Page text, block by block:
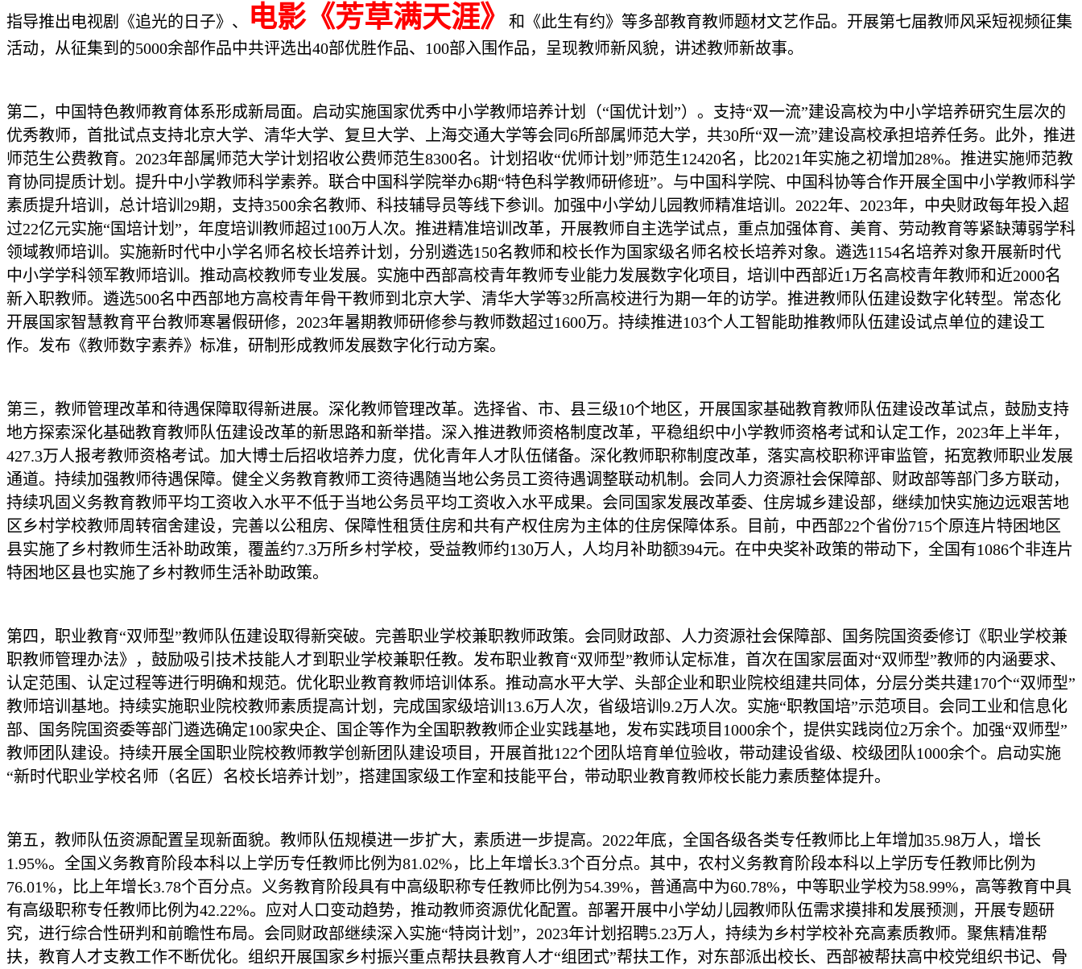
指导推出电视剧《追光的日子》、 电影《芳草满天涯》
和《此生有约》等多部教育教师题材文艺作品。开展第七届教师风采短视频征集
活动，从征集到的5000余部作品中共评选出40部优胜作品、100部入围作品，呈现教师新风貌，讲述教师新故事。
第二，中国特色教师教育体系形成新局面。启动实施国家优秀中小学教师培养计划（“国优计划”）。支持“双一流”建设高校为中小学培养研究生层次的
优秀教师，首批试点支持北京大学、清华大学、复旦大学、上海交通大学等会同6所部属师范大学，共30所“双一流”建设高校承担培养任务。此外，推进
师范生公费教育。2023年部属师范大学计划招收公费师范生8300名。计划招收“优师计划”师范生12420名，比2021年实施之初增加28%。推进实施师范教
育协同提质计划。提升中小学教师科学素养。联合中国科学院举办6期“特色科学教师研修班”。与中国科学院、中国科协等合作开展全国中小学教师科学
素质提升培训，总计培训29期，支持3500余名教师、科技辅导员等线下参训。加强中小学幼儿园教师精准培训。2022年、2023年，中央财政每年投入超
过22亿元实施“国培计划”，年度培训教师超过100万人次。推进精准培训改革，开展教师自主选学试点，重点加强体育、美育、劳动教育等紧缺薄弱学科
领域教师培训。实施新时代中小学名师名校长培养计划，分别遴选150名教师和校长作为国家级名师名校长培养对象。遴选1154名培养对象开展新时代
中小学学科领军教师培训。推动高校教师专业发展。实施中西部高校青年教师专业能力发展数字化项目，培训中西部近1万名高校青年教师和近2000名
新入职教师。遴选500名中西部地方高校青年骨干教师到北京大学、清华大学等32所高校进行为期一年的访学。推进教师队伍建设数字化转型。常态化
开展国家智慧教育平台教师寒暑假研修，2023年暑期教师研修参与教师数超过1600万。持续推进103个人工智能助推教师队伍建设试点单位的建设工
作。发布《教师数字素养》标准，研制形成教师发展数字化行动方案。
第三，教师管理改革和待遇保障取得新进展。深化教师管理改革。选择省、市、县三级10个地区，开展国家基础教育教师队伍建设改革试点，鼓励支持
地方探索深化基础教育教师队伍建设改革的新思路和新举措。深入推进教师资格制度改革，平稳组织中小学教师资格考试和认定工作，2023年上半年，
427.3万人报考教师资格考试。加大博士后招收培养力度，优化青年人才队伍储备。深化教师职称制度改革，落实高校职称评审监管，拓宽教师职业发展
通道。持续加强教师待遇保障。健全义务教育教师工资待遇随当地公务员工资待遇调整联动机制。会同人力资源社会保障部、财政部等部门多方联动，
持续巩固义务教育教师平均工资收入水平不低于当地公务员平均工资收入水平成果。会同国家发展改革委、住房城乡建设部，继续加快实施边远艰苦地
区乡村学校教师周转宿舍建设，完善以公租房、保障性租赁住房和共有产权住房为主体的住房保障体系。目前，中西部22个省份715个原连片特困地区
县实施了乡村教师生活补助政策，覆盖约7.3万所乡村学校，受益教师约130万人，人均月补助额394元。在中央奖补政策的带动下，全国有1086个非连片
特困地区县也实施了乡村教师生活补助政策。
第四，职业教育“双师型”教师队伍建设取得新突破。完善职业学校兼职教师政策。会同财政部、人力资源社会保障部、国务院国资委修订《职业学校兼
职教师管理办法》，鼓励吸引技术技能人才到职业学校兼职任教。发布职业教育“双师型”教师认定标准，首次在国家层面对“双师型”教师的内涵要求、
认定范围、认定过程等进行明确和规范。优化职业教育教师培训体系。推动高水平大学、头部企业和职业院校组建共同体，分层分类共建170个“双师型”
教师培训基地。持续实施职业院校教师素质提高计划，完成国家级培训13.6万人次，省级培训9.2万人次。实施“职教国培”示范项目。会同工业和信息化
部、国务院国资委等部门遴选确定100家央企、国企等作为全国职教教师企业实践基地，发布实践项目1000余个，提供实践岗位2万余个。加强“双师型”
教师团队建设。持续开展全国职业院校教师教学创新团队建设项目，开展首批122个团队培育单位验收，带动建设省级、校级团队1000余个。启动实施
“新时代职业学校名师（名匠）名校长培养计划”，搭建国家级工作室和技能平台，带动职业教育教师校长能力素质整体提升。
第五，教师队伍资源配置呈现新面貌。教师队伍规模进一步扩大，素质进一步提高。2022年底，全国各级各类专任教师比上年增加35.98万人，增长
1.95%。全国义务教育阶段本科以上学历专任教师比例为81.02%，比上年增长3.3个百分点。其中，农村义务教育阶段本科以上学历专任教师比例为
76.01%，比上年增长3.78个百分点。义务教育阶段具有中高级职称专任教师比例为54.39%，普通高中为60.78%，中等职业学校为58.99%，高等教育中具
有高级职称专任教师比例为42.22%。应对人口变动趋势，推动教师资源优化配置。部署开展中小学幼儿园教师队伍需求摸排和发展预测，开展专题研
究，进行综合性研判和前瞻性布局。会同财政部继续深入实施“特岗计划”，2023年计划招聘5.23万人，持续为乡村学校补充高素质教师。聚焦精准帮
扶，教育人才支教工作不断优化。组织开展国家乡村振兴重点帮扶县教育人才“组团式”帮扶工作，对东部派出校长、西部被帮扶高中校党组织书记、骨